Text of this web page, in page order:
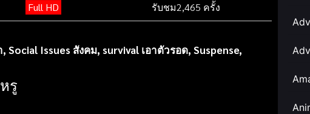
Full HD รับชม2,465 ครั้ง
, Social Issues สังคม, survival เอาตัวรอด, Suspense,
รู